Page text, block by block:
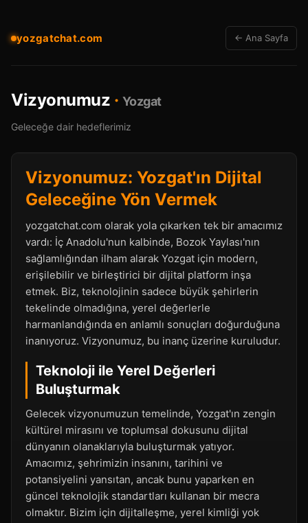
yozgatchat.com ← Ana Sayfa
Vizyonumuz · Yozgat
Geleceğe dair hedeflerimiz
Vizyonumuz: Yozgat'ın Dijital
Geleceğine Yön Vermek
yozgatchat.com olarak yola çıkarken tek bir amacımız
vardı: İç Anadolu'nun kalbinde, Bozok Yaylası'nın
sağlamlığından ilham alarak Yozgat için modern,
erişilebilir ve birleştirici bir dijital platform inşa
etmek. Biz, teknolojinin sadece büyük şehirlerin
tekelinde olmadığına, yerel değerlerle
harmanlandığında en anlamlı sonuçları doğurduğuna
inanıyoruz. Vizyonumuz, bu inanç üzerine kuruludur.
Teknoloji ile Yerel Değerleri
Buluşturmak
Gelecek vizyonumuzun temelinde, Yozgat'ın zengin
kültürel mirasını ve toplumsal dokusunu dijital
dünyanın olanaklarıyla buluşturmak yatıyor.
Amacımız, şehrimizin insanını, tarihini ve
potansiyelini yansıtan, ancak bunu yaparken en
güncel teknolojik standartları kullanan bir mecra
olmaktır. Bizim için dijitalleşme, yerel kimliği yok